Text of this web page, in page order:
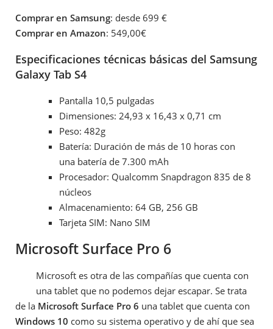
Comprar en Samsung: desde 699 €
Comprar en Amazon: 549,00€
Especificaciones técnicas básicas del Samsung
Galaxy Tab S4
Pantalla 10,5 pulgadas
Dimensiones: 24,93 x 16,43 x 0,71 cm
Peso: 482g
Batería: Duración de más de 10 horas con
una batería de 7.300 mAh
Procesador: Qualcomm Snapdragon 835 de 8
núcleos
Almacenamiento: 64 GB, 256 GB
Tarjeta SIM: Nano SIM
Microsoft Surface Pro 6
Microsoft es otra de las compañías que cuenta con
una tablet que no podemos dejar escapar. Se trata
de la Microsoft Surface Pro 6 una tablet que cuenta con
Windows 10 como su sistema operativo y de ahí que sea